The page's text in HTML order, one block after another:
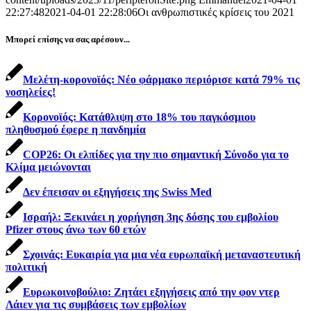
22:27:482021-04-01 22:28:06Οι ανθρωπιστικές κρίσεις του 2021
Μπορεί επίσης να σας αρέσουν...
Μελέτη-κορονοϊός: Νέο φάρμακο περιόρισε κατά 79% τις
νοσηλείες!
Κορονοϊός: Κατάθλιψη στο 18% του παγκόσμιου
πληθυσμού έφερε η πανδημία
COP26: Οι ελπίδες για την πιο σημαντική Σύνοδο για το
Κλίμα μειώνονται
Δεν έπεισαν οι εξηγήσεις της Swiss Med
Ισραήλ: Ξεκινάει η χορήγηση 3ης δόσης του εμβολίου
Pfizer στους άνω των 60 ετών
Σχοινάς: Ευκαιρία για μια νέα ευρωπαϊκή μεταναστευτική
πολιτική
Ευρωκοινοβούλιο: Ζητάει εξηγήσεις από την φον ντερ
Λάιεν για τις συμβάσεις των εμβολίων